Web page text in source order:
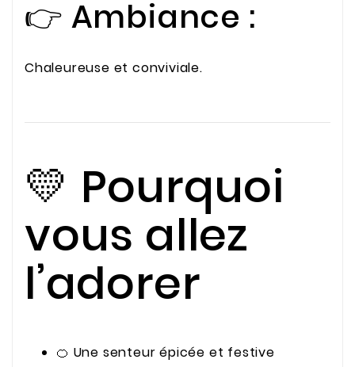
👉 Ambiance :
Chaleureuse et conviviale.
💛 Pourquoi
vous allez
l’adorer
🍊 Une senteur épicée et festive